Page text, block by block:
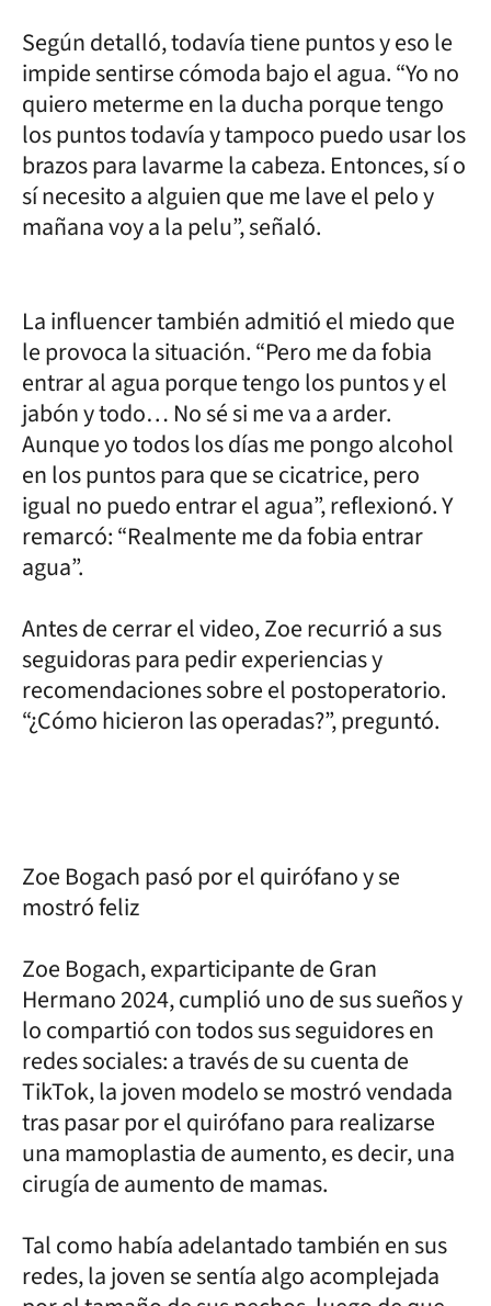
Según detalló, todavía tiene puntos y eso le
impide sentirse cómoda bajo el agua. “Yo no
quiero meterme en la ducha porque tengo
los puntos todavía y tampoco puedo usar los
brazos para lavarme la cabeza. Entonces, sí o
sí necesito a alguien que me lave el pelo y
mañana voy a la pelu”, señaló.
La influencer también admitió el miedo que
le provoca la situación. “Pero me da fobia
entrar al agua porque tengo los puntos y el
jabón y todo… No sé si me va a arder.
Aunque yo todos los días me pongo alcohol
en los puntos para que se cicatrice, pero
igual no puedo entrar el agua”, reflexionó. Y
remarcó: “Realmente me da fobia entrar
agua”.
Antes de cerrar el video, Zoe recurrió a sus
seguidoras para pedir experiencias y
recomendaciones sobre el postoperatorio.
“¿Cómo hicieron las operadas?”, preguntó.
Zoe Bogach pasó por el quirófano y se
mostró feliz
Zoe Bogach, exparticipante de Gran
Hermano 2024, cumplió uno de sus sueños y
lo compartió con todos sus seguidores en
redes sociales: a través de su cuenta de
TikTok, la joven modelo se mostró vendada
tras pasar por el quirófano para realizarse
una mamoplastia de aumento, es decir, una
cirugía de aumento de mamas.
Tal como había adelantado también en sus
redes, la joven se sentía algo acomplejada